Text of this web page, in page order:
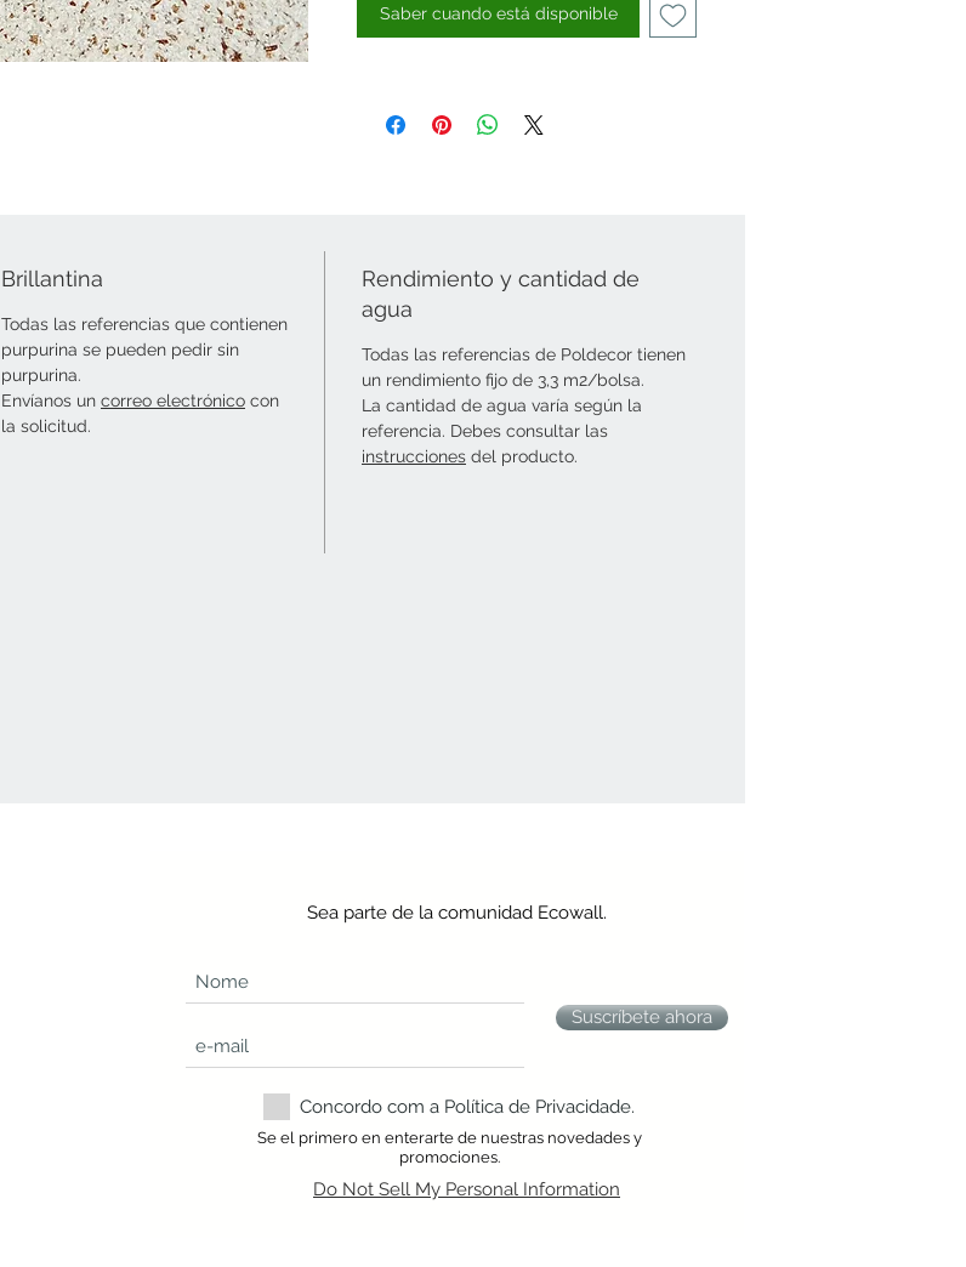
Saber cuando está disponible
Brillantina
Todas las referencias que contienen
purpurina se pueden pedir sin
purpurina.
Envíanos un correo electrónico con
la solicitud.
Rendimiento y cantidad de
agua
Todas las referencias de Poldecor tienen
un rendimiento fijo de 3,3 m2/bolsa.
La cantidad de agua varía según la
referencia. Debes consultar las
instrucciones del producto.
Sea parte de la comunidad Ecowall.
Suscríbete ahora
Concordo com a Política de Privacidade.
Se el primero en enterarte de nuestras novedades y
promociones.
Do Not Sell My Personal Information